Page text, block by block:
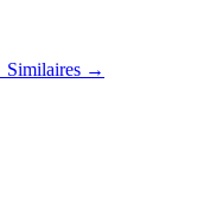
Similaires →